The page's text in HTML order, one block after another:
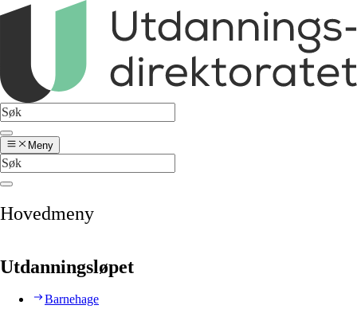
Meny
Hovedmeny
Utdanningsløpet
Barnehage